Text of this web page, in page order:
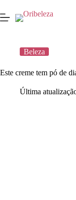
para
o
Beleza
Este creme tem pó de
Última